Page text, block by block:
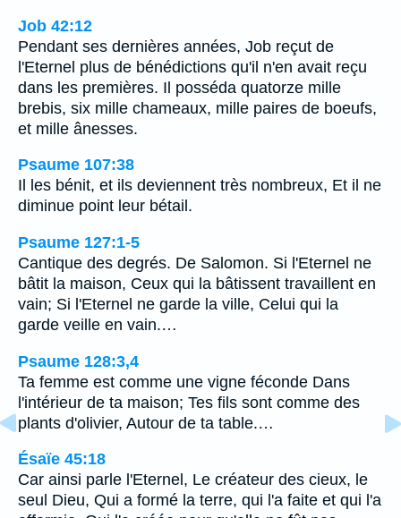
Job 42:12
Pendant ses dernières années, Job reçut de
l'Eternel plus de bénédictions qu'il n'en avait reçu
dans les premières. Il posséda quatorze mille
brebis, six mille chameaux, mille paires de boeufs,
et mille ânesses.
Psaume 107:38
Il les bénit, et ils deviennent très nombreux, Et il ne
diminue point leur bétail.
Psaume 127:1-5
Cantique des degrés. De Salomon. Si l'Eternel ne
bâtit la maison, Ceux qui la bâtissent travaillent en
vain; Si l'Eternel ne garde la ville, Celui qui la
garde veille en vain.…
Psaume 128:3,4
Ta femme est comme une vigne féconde Dans
l'intérieur de ta maison; Tes fils sont comme des
plants d'olivier, Autour de ta table.…
Ésaïe 45:18
Car ainsi parle l'Eternel, Le créateur des cieux, le
seul Dieu, Qui a formé la terre, qui l'a faite et qui l'a